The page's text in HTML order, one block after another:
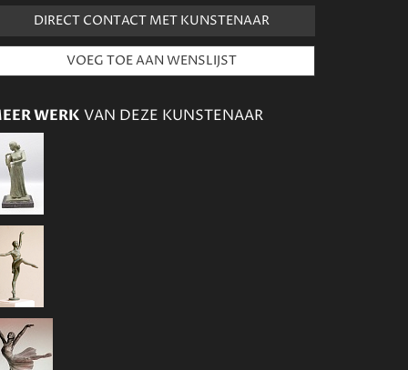
DIRECT CONTACT MET KUNSTENAAR
WERK VAN DEZE KUNSTENAAR